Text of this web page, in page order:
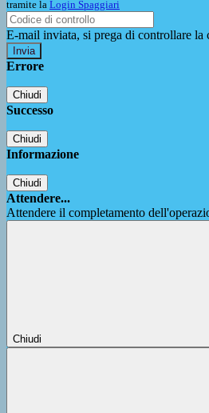
tramite la Login Spaggiari
E-mail inviata, si prega di controllare la
Errore
Chiudi
Successo
Chiudi
Informazione
Chiudi
Attendere...
Attendere il completamento
Chiudi